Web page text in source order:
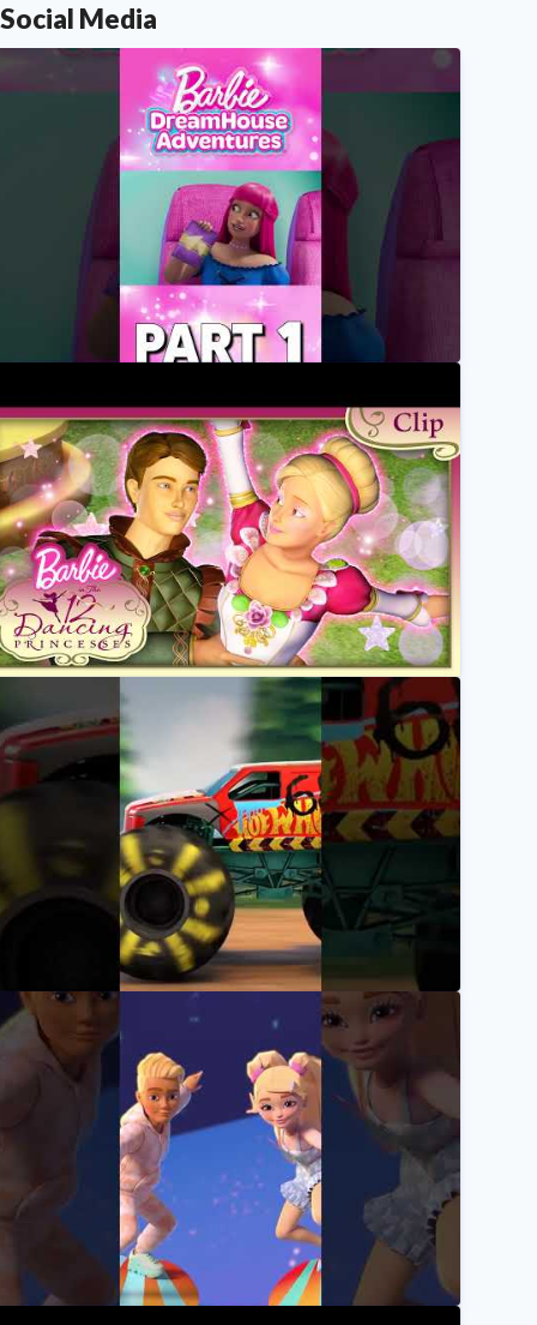
Social Media
Sunset Strut“ 🌴☀️ | S4 E1 | Barbie Dreamhouse
Barbie Deutsch
und Dereks Traumhochzeit! | Barbie in Die 12
Barbie Deutsch
Jumper Cables! #shorts